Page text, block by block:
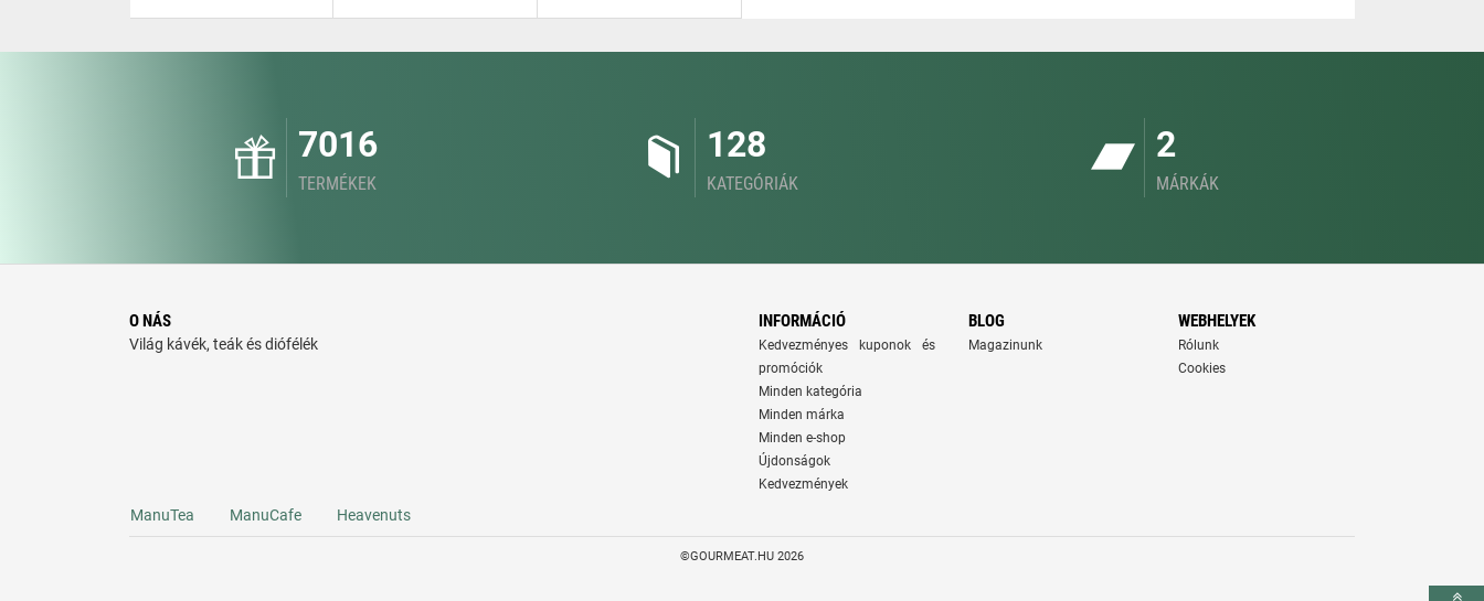
7016
TERMÉKEK
128
KATEGÓRIÁK
2
MÁRKÁK
O NÁS
Világ kávék, teák és diófélék
INFORMÁCIÓ
Kedvezményes kuponok és
promóciók
Minden kategória
Minden márka
Minden e-shop
Újdonságok
Kedvezmények
BLOG
Magazinunk
WEBHELYEK
Rólunk
Cookies
ManuTea ManuCafe Heavenuts
©GOURMEAT.HU 2026